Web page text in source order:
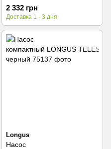
2 332 грн
Доставка 1 - 3 дня
Longus
Насос